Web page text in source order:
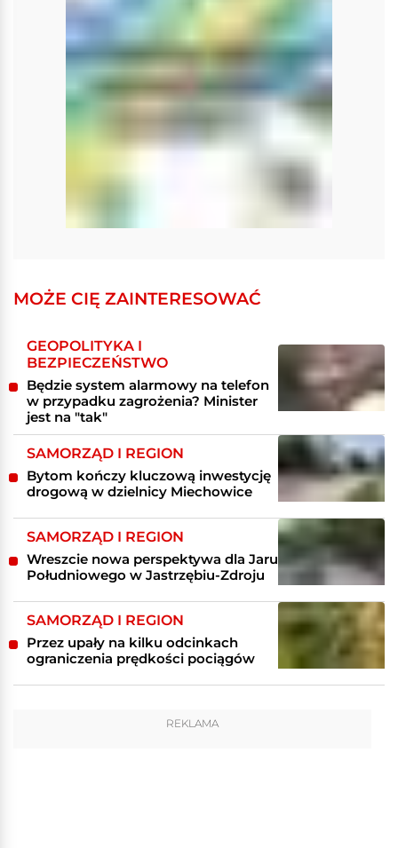
MOŻE CIĘ ZAINTERESOWAĆ
GEOPOLITYKA I
BEZPIECZEŃSTWO
Będzie system alarmowy na telefon
w przypadku zagrożenia? Minister
jest na "tak"
SAMORZĄD I REGION
Bytom kończy kluczową inwestycję
drogową w dzielnicy Miechowice
SAMORZĄD I REGION
Wreszcie nowa perspektywa dla Jaru
Południowego w Jastrzębiu-Zdroju
SAMORZĄD I REGION
Przez upały na kilku odcinkach
ograniczenia prędkości pociągów
REKLAMA